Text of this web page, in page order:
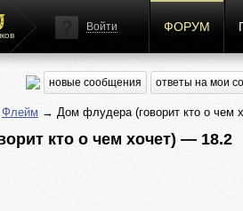
Войти ФОРУМ
новые сообщения ответы на мои
Флейм → Дом флудера (говорит кто о чем
кто о чем хочет) — 18.2